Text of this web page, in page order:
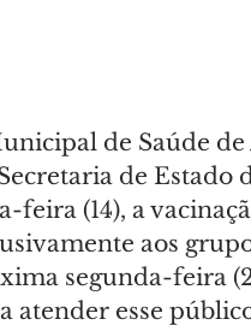
de Saúde
de Estado
feira (14), a
aos
segunda-feira
atender esse